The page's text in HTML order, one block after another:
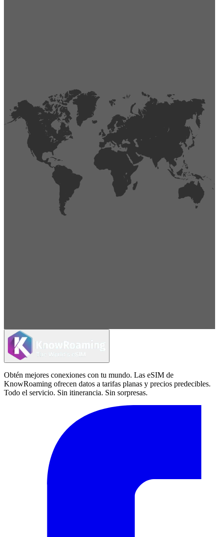
404Página no encontrada,
La página que buscas no existe o se ha cambiado de lugar.
Comprueba la URL e inténtalo de nuevo.
Ir a la página de inicio
Obtener soporte técnico
Obtén mejores conexiones con tu mundo. Las eSIM de
KnowRoaming ofrecen datos a tarifas planas y precios predecibles.
Todo el servicio. Sin itinerancia. Sin sorpresas.